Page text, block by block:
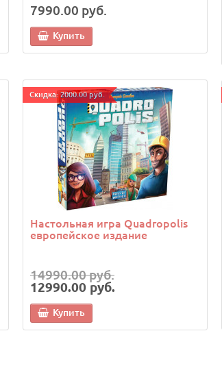
7990.00 руб.
Купить
Cкидка: 2000.00 руб.
Настольная игра Quadropolis
европейское издание
14990.00 руб.
12990.00 руб.
Купить